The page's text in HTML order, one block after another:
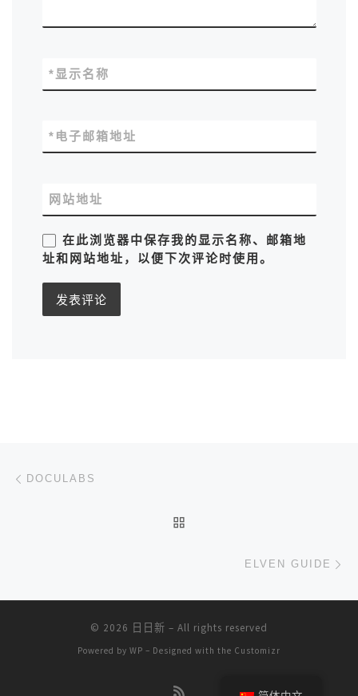
显示名称
*
电子邮箱地址
*
网站地址
在此浏览器中保存我的显示名称、邮箱地
址和网站地址，以便下次评论时使用。
文章导航
DOCULABS
ELVEN GUIDE
© 2026 日日新 – All rights reserved
Powered by WP – Designed with the Customizr